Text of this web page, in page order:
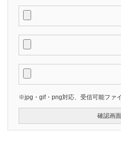
※jpg・gif・png対応、受信可能ファ